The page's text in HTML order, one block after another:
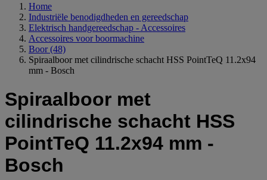
Home
Industriële benodigdheden en gereedschap
Elektrisch handgereedschap - Accessoires
Accessoires voor boormachine
Boor (48)
Spiraalboor met cilindrische schacht HSS PointTeQ 11.2x94
mm - Bosch
Spiraalboor met
cilindrische schacht HSS
PointTeQ 11.2x94 mm -
Bosch